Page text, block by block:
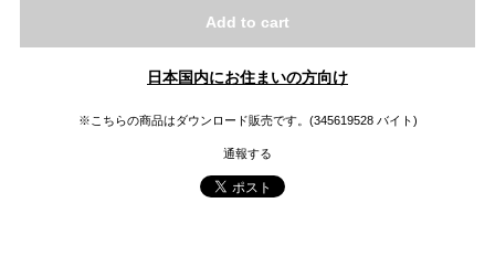
Add to cart
日本国内にお住まいの方向け
※こちらの商品はダウンロード販売です。(345619528 バイト)
通報する